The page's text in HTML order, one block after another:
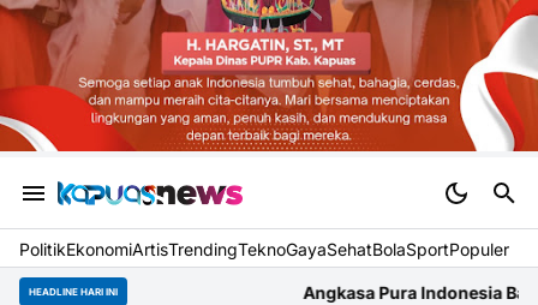
PolitikEkonomiArtisTrendingTeknoGayaSehatBolaSportPopuler
HEADLINE HARI INIAngkasa Pura Indonesia Bandara Supadio Gelar